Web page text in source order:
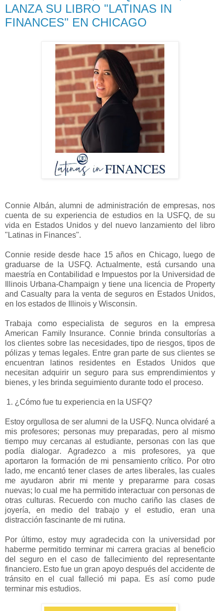
LANZA SU LIBRO "LATINAS IN
FINANCES" EN CHICAGO
Connie Albán, alumni de administración de empresas, nos
cuenta de su experiencia de estudios en la USFQ, de su
vida en Estados Unidos y del nuevo lanzamiento del libro
"Latinas in Finances".
Connie reside desde hace 15 años en Chicago, luego de
graduarse de la USFQ. Actualmente, está cursando una
maestría en Contabilidad e Impuestos por la Universidad de
Illinois Urbana-Champaign y tiene una licencia de Property
and Casualty para la venta de seguros en Estados Unidos,
Trabaja como especialista de seguros en la empresa
American Family Insurance. Connie brinda consultorías a
los clientes sobre las necesidades, tipo de riesgos, tipos de
pólizas y temas legales. Entre gran parte de sus clientes se
encuentran latinos residentes en Estados Unidos que
necesitan adquirir un seguro para sus emprendimientos y
bienes, y les brinda seguimiento durante todo el proceso.
1. ¿Cómo fue tu experiencia en la USFQ?
Estoy orgullosa de ser alumni de la USFQ. Nunca olvidaré a
mis profesores; personas muy preparadas, pero al mismo
tiempo muy cercanas al estudiante, personas con las que
podía dialogar. Agradezco a mis profesores, ya que
aportaron la formación de mi pensamiento crítico. Por otro
lado, me encantó tener clases de artes liberales, las cuales
me ayudaron abrir mi mente y prepararme para cosas
nuevas; lo cual me ha permitido interactuar con personas de
otras culturas. Recuerdo con mucho cariño las clases de
joyería, en medio del trabajo y el estudio, eran una
distracción fascinante de mi rutina.
Por último, estoy muy agradecida con la universidad por
haberme permitido terminar mi carrera gracias al beneficio
del seguro en el caso de fallecimiento del representante
financiero. Esto fue un gran apoyo después del accidente de
tránsito en el cual falleció mi papa. Es así como pude
terminar mis estudios.